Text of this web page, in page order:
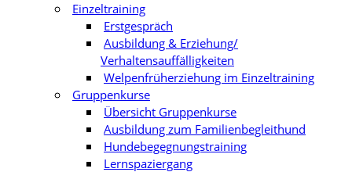
Einzeltraining
Erstgespräch
Ausbildung & Erziehung/
Verhaltensauffälligkeiten
Welpenfrüherziehung im Einzeltraining
Gruppenkurse
Übersicht Gruppenkurse
Ausbildung zum Familienbegleithund
Hundebegegnungstraining
Lernspaziergang